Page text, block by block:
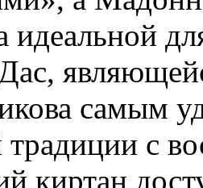
самым
традиции с
киртан